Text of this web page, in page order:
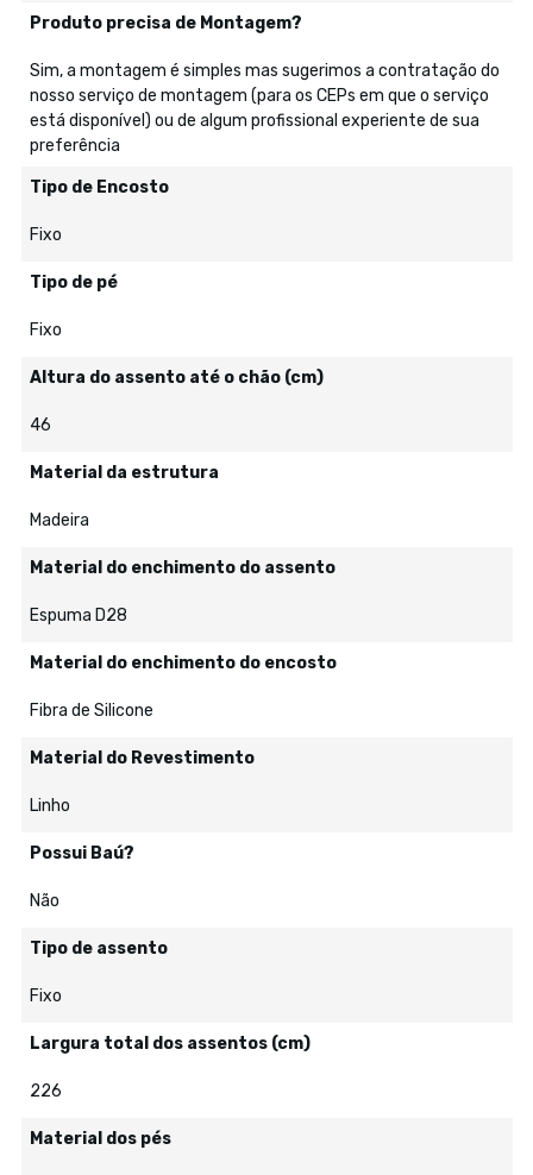
Produto precisa de Montagem?
Sim, a montagem é simples mas sugerimos a contratação do
nosso serviço de montagem (para os CEPs em que o serviço
está disponível) ou de algum profissional experiente de sua
preferência
Tipo de Encosto
Fixo
Tipo de pé
Fixo
Altura do assento até o chão (cm)
46
Material da estrutura
Madeira
Material do enchimento do assento
Espuma D28
Material do enchimento do encosto
Fibra de Silicone
Material do Revestimento
Linho
Possui Baú?
Não
Tipo de assento
Fixo
Largura total dos assentos (cm)
226
Material dos pés